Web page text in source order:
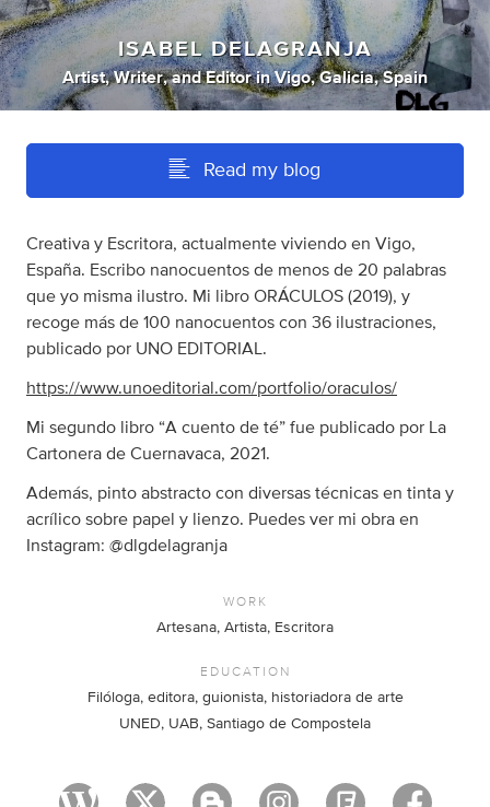
ISABEL DELAGRANJA
Artist, Writer, andEditor inVigo, Galicia, Spain
Read my blog
Creativa y Escritora, actualmente viviendo en Vigo,
España. Escribo nanocuentos de menos de 20 palabras
que yo misma ilustro. Mi libro ORÁCULOS (2019), y
recoge más de 100 nanocuentos con 36 ilustraciones,
publicado por UNO EDITORIAL.
https://www.unoeditorial.com/portfolio/oraculos/
Mi segundo libro “A cuento de té” fue publicado por La
Cartonera de Cuernavaca, 2021.
Además, pinto abstracto con diversas técnicas en tinta y
acrílico sobre papel y lienzo. Puedes ver mi obra en
Instagram: @dlgdelagranja
WORK
Artesana, Artista, Escritora
EDUCATION
Filóloga, editora, guionista, historiadora de arte
UNED, UAB, Santiago de Compostela